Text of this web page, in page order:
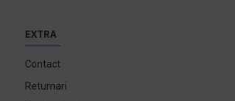
EXTRA
Contact
Returnari